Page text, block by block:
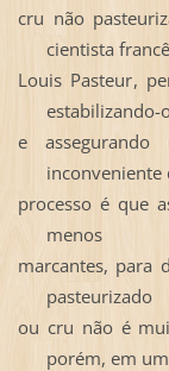
cru não
cientista
Louis Pasteur,
estabilizando-
e
inconveniente
processo é que
menos
marcantes, para
pasteurizado
ou cru não é
porém, em um